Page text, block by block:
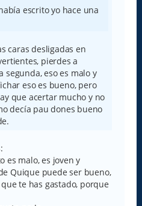
escrito yo hace una
caras desligadas en
pierdes a
segunda, eso es malo y
eso es bueno, pero
que acertar mucho y no
decía pau dones bueno
es malo, es joven y
Quique puede ser bueno,
te has gastado, porque